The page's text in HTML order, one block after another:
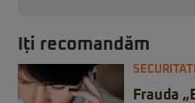
Iți recomandăm
Frauda